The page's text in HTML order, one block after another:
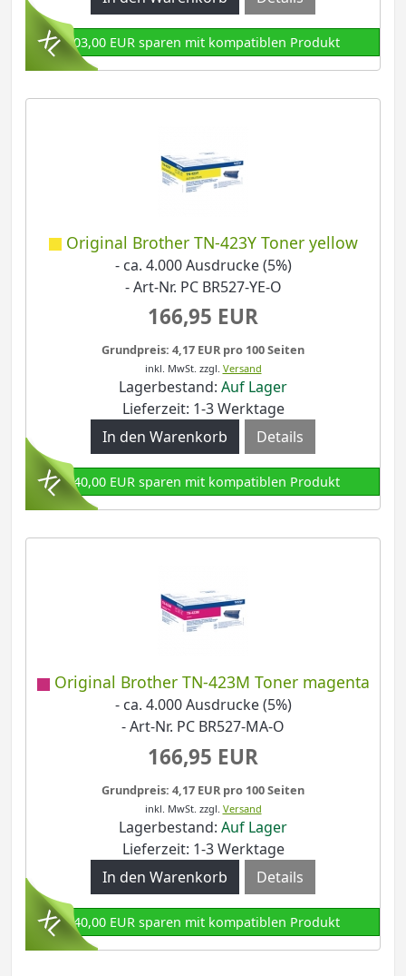
103,00 EUR sparen mit kompatiblen Produkt
Original Brother TN-423Y Toner yellow
- ca. 4.000 Ausdrucke (5%)
- Art-Nr. PC BR527-YE-O
166,95 EUR
Grundpreis: 4,17 EUR pro 100 Seiten
inkl. MwSt. zzgl. Versand
Lagerbestand: Auf Lager
Lieferzeit: 1-3 Werktage
Details
140,00 EUR sparen mit kompatiblen Produkt
Original Brother TN-423M Toner magenta
- ca. 4.000 Ausdrucke (5%)
- Art-Nr. PC BR527-MA-O
166,95 EUR
Grundpreis: 4,17 EUR pro 100 Seiten
inkl. MwSt. zzgl. Versand
Lagerbestand: Auf Lager
Lieferzeit: 1-3 Werktage
Details
140,00 EUR sparen mit kompatiblen Produkt